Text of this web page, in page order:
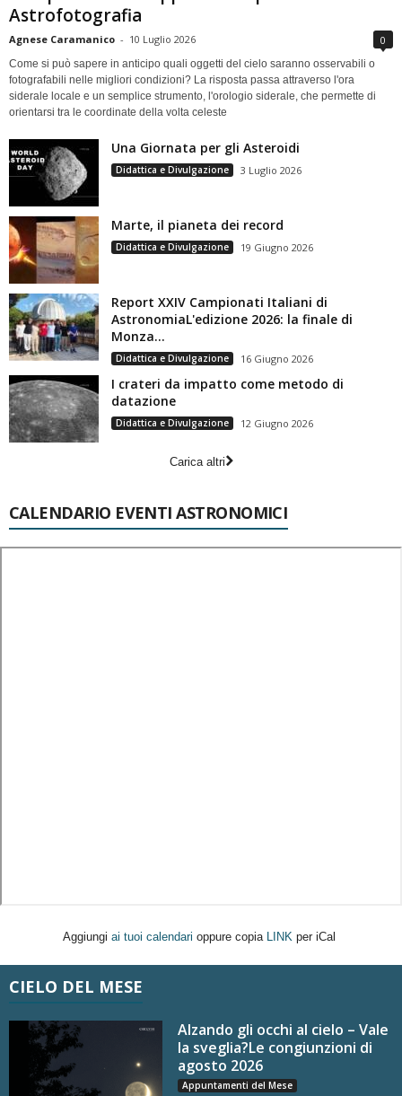
Astrofotografia
Agnese Caramanico - 10 Luglio 2026 0
Come si può sapere in anticipo quali oggetti del cielo saranno osservabili o
fotografabili nelle migliori condizioni? La risposta passa attraverso l'ora
siderale locale e un semplice strumento, l'orologio siderale, che permette di
orientarsi tra le coordinate della volta celeste
Una Giornata per gli Asteroidi
Didattica e Divulgazione 3 Luglio 2026
Marte, il pianeta dei record
Didattica e Divulgazione 19 Giugno 2026
Report XXIV Campionati Italiani di
AstronomiaL'edizione 2026: la finale di
Monza...
Didattica e Divulgazione 16 Giugno 2026
I crateri da impatto come metodo di
datazione
Didattica e Divulgazione 12 Giugno 2026
Carica altri
CALENDARIO EVENTI ASTRONOMICI
Aggiungi ai tuoi calendari oppure copia LINK per iCal
CIELO DEL MESE
Alzando gli occhi al cielo – Vale
la sveglia?Le congiunzioni di
agosto 2026
Appuntamenti del Mese